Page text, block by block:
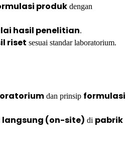
produk dengan
hasil penelitian.
riset sesuai standar laboratorium.
dan prinsip formulasi
langsung (on-site) di pabrik